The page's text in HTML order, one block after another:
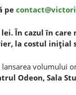
pe
În cazul în
la costul iniţial
lansarea volumului
Odeon, Sala